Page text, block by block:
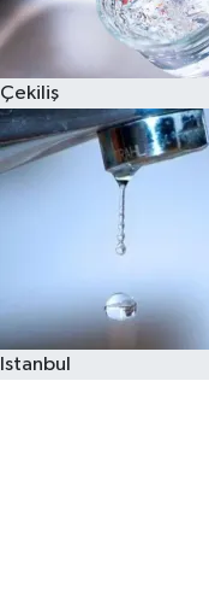
Çekiliş
Istanbul